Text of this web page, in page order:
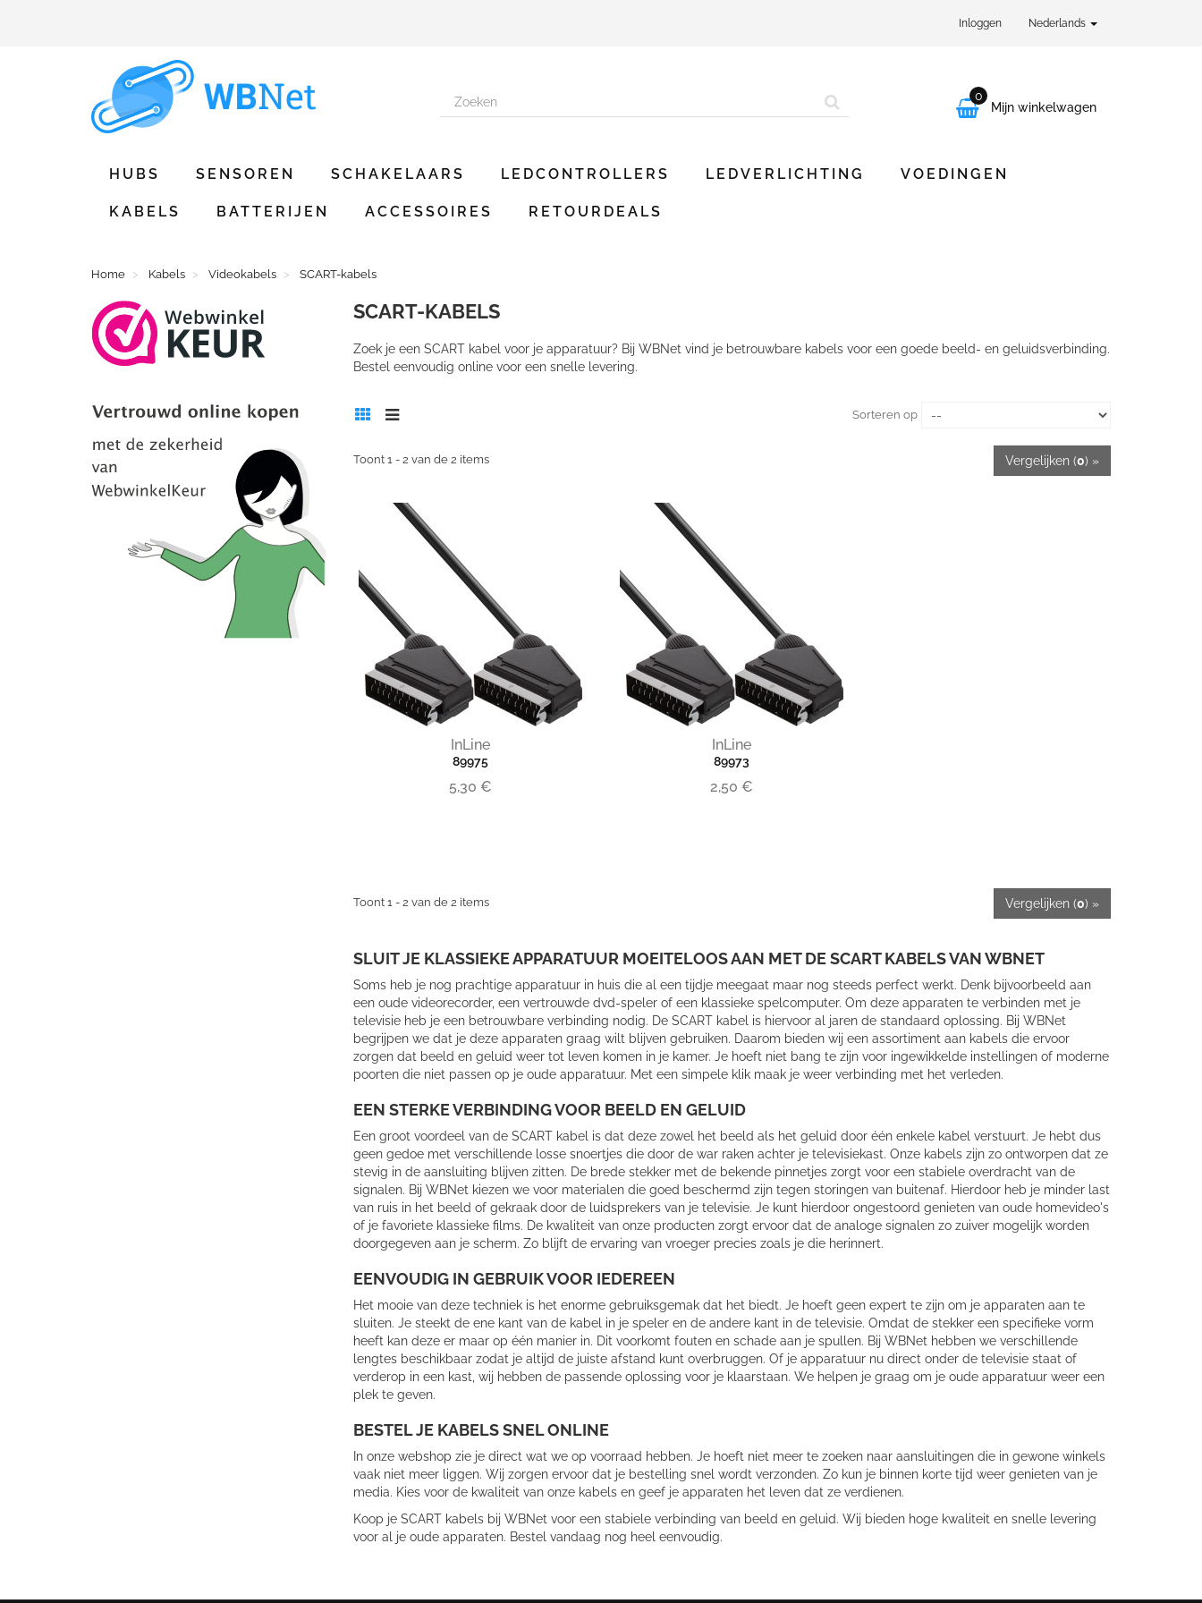
Inloggen Nederlands

0
Mijn winkelwagen
HUBS SENSOREN SCHAKELAARS LEDCONTROLLERS LEDVERLICHTING VOEDINGEN
KABELS BATTERIJEN ACCESSOIRES RETOURDEALS
Home Kabels Videokabels SCART-kabels
SCART-KABELS
Zoek je een SCART kabel voor je apparatuur? Bij WBNet vind je betrouwbare kabels voor een goede beeld- en geluidsverbinding.
Bestel eenvoudig online voor een snelle levering.
Sorteren op
Vergelijken (0) »
Toont 1 - 2 van de 2 items
InLine
89975
5,30 €
InLine
89973
2,50 €
Vergelijken (0) »
Toont 1 - 2 van de 2 items
SLUIT JE KLASSIEKE APPARATUUR MOEITELOOS AAN MET DE SCART KABELS VAN WBNET
Soms heb je nog prachtige apparatuur in huis die al een tijdje meegaat maar nog steeds perfect werkt. Denk bijvoorbeeld aan
een oude videorecorder, een vertrouwde dvd-speler of een klassieke spelcomputer. Om deze apparaten te verbinden met je
televisie heb je een betrouwbare verbinding nodig. De SCART kabel is hiervoor al jaren de standaard oplossing. Bij WBNet
begrijpen we dat je deze apparaten graag wilt blijven gebruiken. Daarom bieden wij een assortiment aan kabels die ervoor
zorgen dat beeld en geluid weer tot leven komen in je kamer. Je hoeft niet bang te zijn voor ingewikkelde instellingen of moderne
poorten die niet passen op je oude apparatuur. Met een simpele klik maak je weer verbinding met het verleden.
EEN STERKE VERBINDING VOOR BEELD EN GELUID
Een groot voordeel van de SCART kabel is dat deze zowel het beeld als het geluid door één enkele kabel verstuurt. Je hebt dus
geen gedoe met verschillende losse snoertjes die door de war raken achter je televisiekast. Onze kabels zijn zo ontworpen dat ze
stevig in de aansluiting blijven zitten. De brede stekker met de bekende pinnetjes zorgt voor een stabiele overdracht van de
signalen. Bij WBNet kiezen we voor materialen die goed beschermd zijn tegen storingen van buitenaf. Hierdoor heb je minder last
van ruis in het beeld of gekraak door de luidsprekers van je televisie. Je kunt hierdoor ongestoord genieten van oude homevideo's
of je favoriete klassieke films. De kwaliteit van onze producten zorgt ervoor dat de analoge signalen zo zuiver mogelijk worden
doorgegeven aan je scherm. Zo blijft de ervaring van vroeger precies zoals je die herinnert.
EENVOUDIG IN GEBRUIK VOOR IEDEREEN
Het mooie van deze techniek is het enorme gebruiksgemak dat het biedt. Je hoeft geen expert te zijn om je apparaten aan te
sluiten. Je steekt de ene kant van de kabel in je speler en de andere kant in de televisie. Omdat de stekker een specifieke vorm
heeft kan deze er maar op één manier in. Dit voorkomt fouten en schade aan je spullen. Bij WBNet hebben we verschillende
lengtes beschikbaar zodat je altijd de juiste afstand kunt overbruggen. Of je apparatuur nu direct onder de televisie staat of
verderop in een kast, wij hebben de passende oplossing voor je klaarstaan. We helpen je graag om je oude apparatuur weer een
plek te geven.
BESTEL JE KABELS SNEL ONLINE
In onze webshop zie je direct wat we op voorraad hebben. Je hoeft niet meer te zoeken naar aansluitingen die in gewone winkels
vaak niet meer liggen. Wij zorgen ervoor dat je bestelling snel wordt verzonden. Zo kun je binnen korte tijd weer genieten van je
media. Kies voor de kwaliteit van onze kabels en geef je apparaten het leven dat ze verdienen.
Koop je SCART kabels bij WBNet voor een stabiele verbinding van beeld en geluid. Wij bieden hoge kwaliteit en snelle levering
voor al je oude apparaten. Bestel vandaag nog heel eenvoudig.